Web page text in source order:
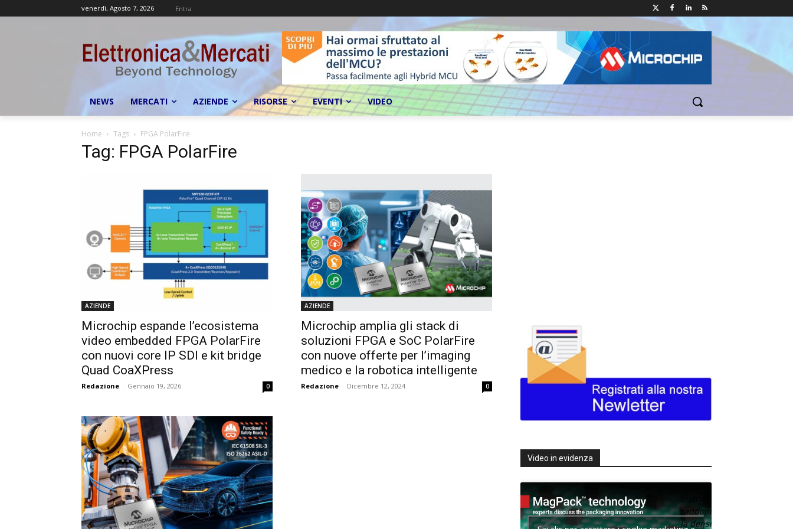
venerdì, Agosto 7, 2026 Entra
NEWS MERCATI AZIENDE RISORSE EVENTI VIDEO
Home Tags FPGA PolarFire
Tag: FPGA PolarFire
AZIENDE
Microchip espande l’ecosistema
video embedded FPGA PolarFire
con nuovi core IP SDI e kit bridge
Quad CoaXPress
Redazione - Gennaio 19, 2026 0
AZIENDE
Microchip amplia gli stack di
soluzioni FPGA e SoC PolarFire
con nuove offerte per l’imaging
medico e la robotica intelligente
Redazione - Dicembre 12, 2024 0
Video in evidenza
Texas
raddoppia
la densità